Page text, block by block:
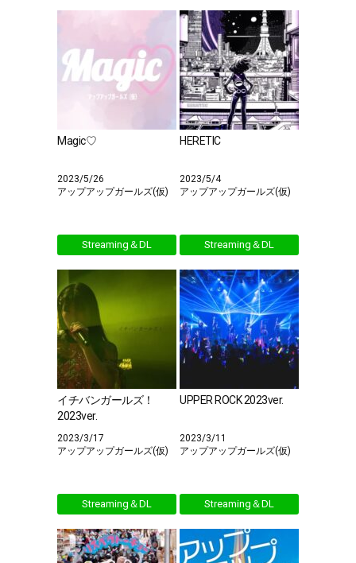
Magic♡
2023/5/26
アップアップガールズ(仮)
Streaming＆DL
HERETIC
2023/5/4
アップアップガールズ(仮)
Streaming＆DL
イチバンガールズ！
2023ver.
2023/3/17
アップアップガールズ(仮)
Streaming＆DL
UPPER ROCK 2023ver.
2023/3/11
アップアップガールズ(仮)
Streaming＆DL